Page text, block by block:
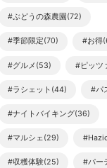
#ぶどうの森農園(72)
#季節限定(70) #お得
#グルメ(53) #ピッツ
#ラシェット(44) #パ
#ナイトバイキング(36)
#マルシェ(29)
#収穫体験(25) #パー